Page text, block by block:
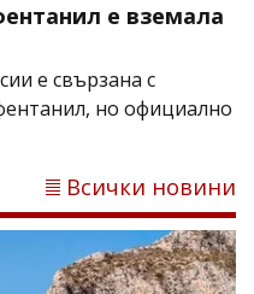
е вземала
е свързана с
но официално
Всички новини